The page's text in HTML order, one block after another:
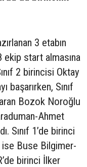
3 etabın
start almasına
2 birincisi Oktay
Sınıf
Bozok Noroğlu
Ahmet
Sınıf 1’de birinci
Buse Bilgimer-
birinci İlker